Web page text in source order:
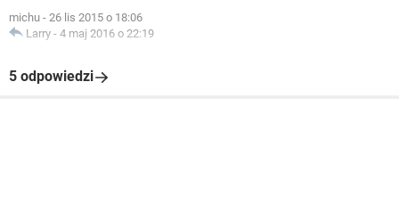
michu - 26 lis 2015 o 18:06
Larry - 4 maj 2016 o 22:19
5 odpowiedzi